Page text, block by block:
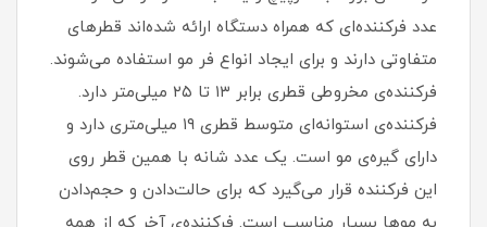
عدد فرکننده‌ای که همراه دستگاه ارائه شده‌اند قطرهای
متفاوتی دارند و برای ایجاد انواع فر مو استفاده می‌شوند.
فرکننده‌ی مخروطی قطری برابر ۱۳ تا ۲۵ میلی‌متر دارد.
فرکننده‌ی استوانه‌ای متوسط قطری ۱۹ میلی‌متری دارد و
دارای گیره‌ی مو است. یک عدد شانه با همین قطر روی
این فرکننده قرار می‌گیرد که برای حالت‌دادن و حجم‌دادن